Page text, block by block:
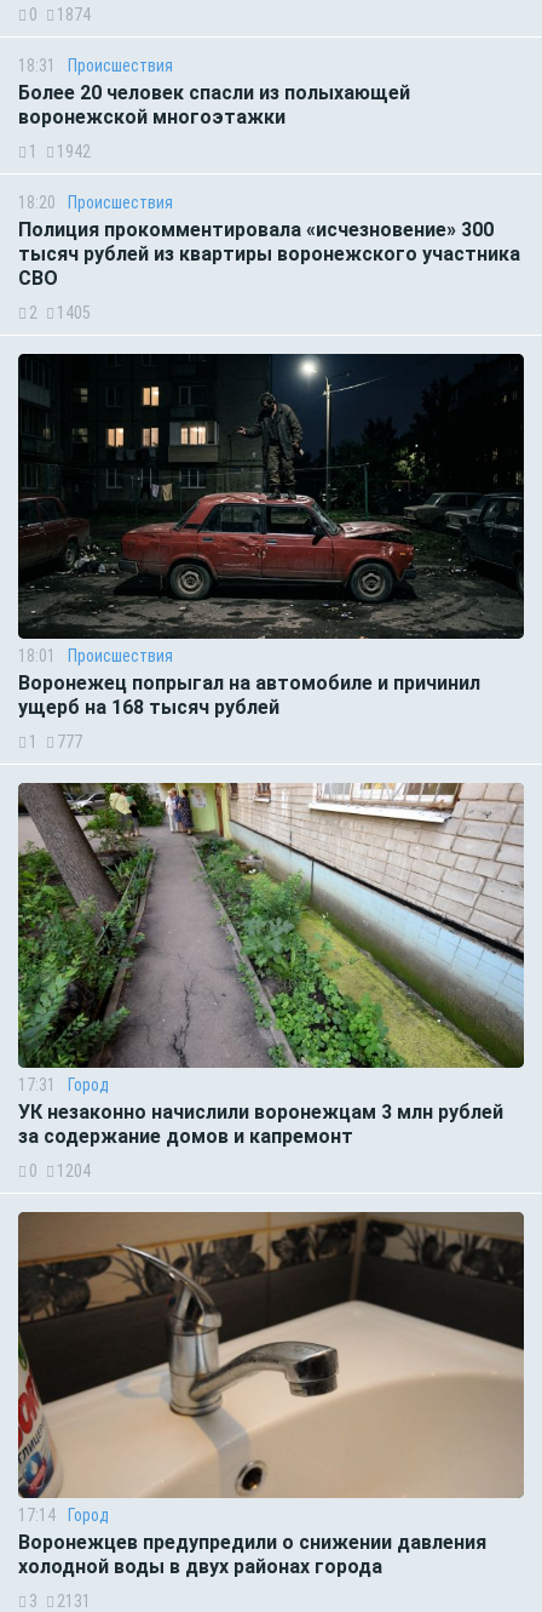
0 1874
18:31 Происшествия
Более 20 человек спасли из полыхающей
воронежской многоэтажки
1 1942
18:20 Происшествия
Полиция прокомментировала «исчезновение» 300
тысяч рублей из квартиры воронежского участника
СВО
2 1405
18:01 Происшествия
Воронежец попрыгал на автомобиле и причинил
ущерб на 168 тысяч рублей
1 777
17:31 Город
УК незаконно начислили воронежцам 3 млн рублей
за содержание домов и капремонт
0 1204
17:14 Город
Воронежцев предупредили о снижении давления
холодной воды в двух районах города
3 2131